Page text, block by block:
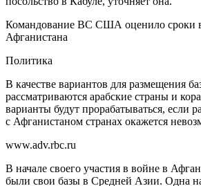
Командование ВС США оценило сроки
Афганистана
Политика
В качестве вариантов для размещения
рассматриваются арабские страны и
варианты будут прорабатываться, если
с Афганистаном странах окажется
www.adv.rbc.ru
В начале своего участия в войне в
были свои базы в Средней Азии. Одна